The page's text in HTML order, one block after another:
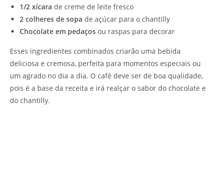
1/2 xícara de creme de leite fresco
2 colheres de sopa de açúcar para o chantilly
Chocolate em pedaços ou raspas para decorar
Esses ingredientes combinados criarão uma bebida
deliciosa e cremosa, perfeita para momentos especiais ou
um agrado no dia a dia. O café deve ser de boa qualidade,
pois é a base da receita e irá realçar o sabor do chocolate e
do chantilly.